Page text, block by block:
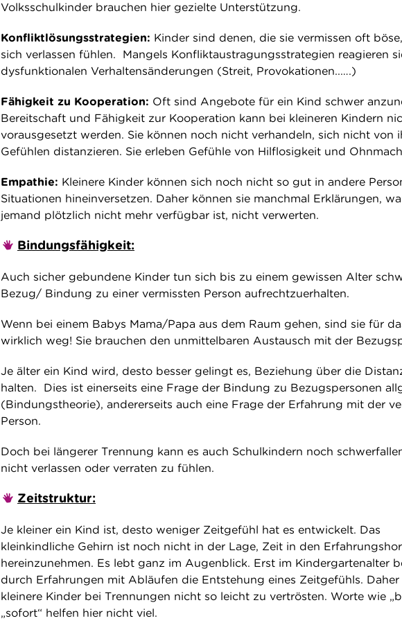
Volksschulkinder brauchen hier gezielte Unterstützung.
Konfliktlösungsstrategien: Kinder sind denen, die sie vermissen oft
sich verlassen fühlen. Mangels Konfliktaustragungsstrategien reagieren
dysfunktionalen Verhaltensänderungen (Streit, Provokationen..….)
Fähigkeit zu Kooperation: Oft sind Angebote für ein Kind schwer
Bereitschaft und Fähigkeit zur Kooperation kann bei kleineren Kindern
vorausgesetzt werden. Sie können noch nicht verhandeln, sich nicht von
Gefühlen distanzieren. Sie erleben Gefühle von Hilflosigkeit und
Empathie: Kleinere Kinder können sich noch nicht so gut in andere
Situationen hineinversetzen. Daher können sie manchmal Erklärungen,
jemand plötzlich nicht mehr verfügbar ist, nicht verwerten.
Bindungsfähigkeit:
Auch sicher gebundene Kinder tun sich bis zu einem gewissen Alter
Bezug/ Bindung zu einer vermissten Person aufrechtzuerhalten.
Wenn bei einem Babys Mama/Papa aus dem Raum gehen, sind sie für
wirklich weg! Sie brauchen den unmittelbaren Austausch mit der
Je älter ein Kind wird, desto besser gelingt es, Beziehung über die
halten. Dies ist einerseits eine Frage der Bindung zu Bezugspersonen
(Bindungstheorie), andererseits auch eine Frage der Erfahrung mit der
Person.
Doch bei längerer Trennung kann es auch Schulkindern noch
nicht verlassen oder verraten zu fühlen.
Zeitstruktur:
Je kleiner ein Kind ist, desto weniger Zeitgefühl hat es entwickelt. Das
kleinkindliche Gehirn ist noch nicht in der Lage, Zeit in den
hereinzunehmen. Es lebt ganz im Augenblick. Erst im Kindergartenalter
durch Erfahrungen mit Abläufen die Entstehung eines Zeitgefühls. Daher
kleinere Kinder bei Trennungen nicht so leicht zu vertrösten. Worte wie
„sofort“ helfen hier nicht viel.